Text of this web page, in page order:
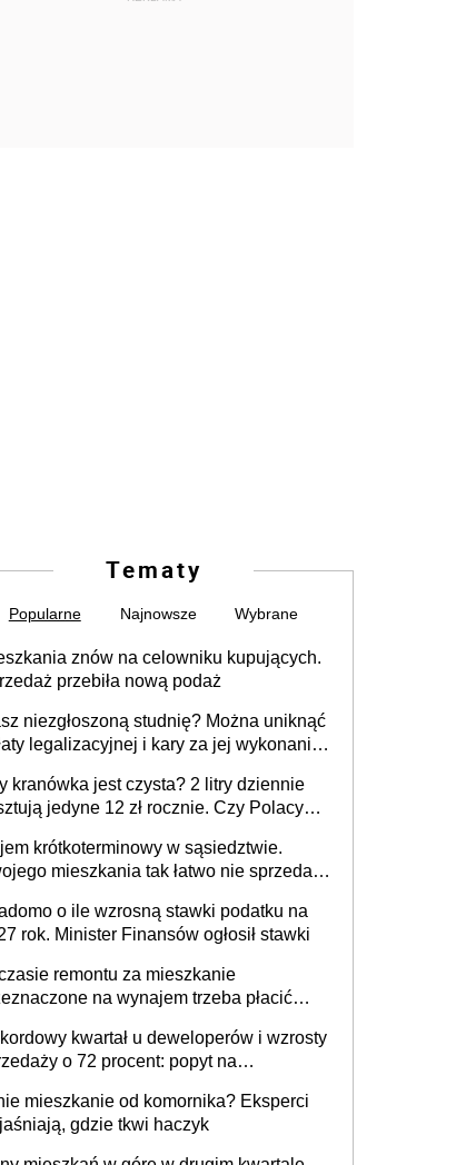
Tematy
Popularne Najnowsze Wybrane
znów na celowniku kupujących.
przebiła nową podaż
niezgłoszoną studnię? Można uniknąć
legalizacyjnej i kary za jej wykonanie,
kranówka jest czysta? 2 litry dziennie
jedyne 12 zł rocznie. Czy Polacy
krótkoterminowy w sąsiedztwie.
mieszkania tak łatwo nie sprzedaż
o ile wzrosną stawki podatku na
rok. Minister Finansów ogłosił stawki
remontu za mieszkanie
na wynajem trzeba płacić
w nim potrzeb mieszkaniowych
kwartał u deweloperów i wzrosty
o 72 procent: popyt na
mieszkanie od komornika? Eksperci
gdzie tkwi haczyk